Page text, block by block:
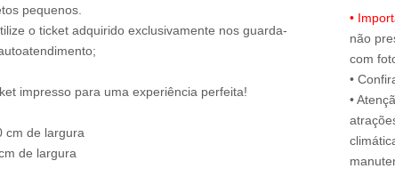
pequenos.
o ticket adquirido exclusivamente nos guarda-
impresso para uma experiência perfeita!
cm de largura
de largura
•
não
com
•
•